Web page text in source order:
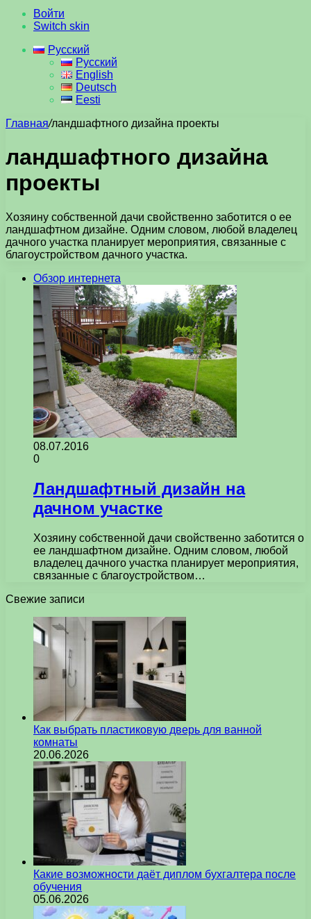
Войти
Switch skin
Русский
Русский
English
Deutsch
Eesti
Главная/ландшафтного дизайна проекты
ландшафтного дизайна
проекты
Хозяину собственной дачи свойственно заботится о ее
ландшафтном дизайне. Одним словом, любой владелец
дачного участка планирует мероприятия, связанные с
благоустройством дачного участка.
Обзор интернета
08.07.2016
0
Ландшафтный дизайн на
дачном участке
Хозяину собственной дачи свойственно заботится о
ее ландшафтном дизайне. Одним словом, любой
владелец дачного участка планирует мероприятия,
связанные с благоустройством…
Свежие записи
Как выбрать пластиковую дверь для ванной
комнаты
20.06.2026
Какие возможности даёт диплом бухгалтера после
обучения
05.06.2026